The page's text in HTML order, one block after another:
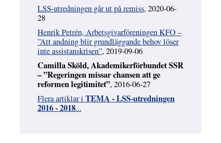
LSS-utredningen går ut på remiss, 2020-06-
28
Henrik Petrén, Arbetsgivarföreningen KFO –
”Att andning blir grundläggande behov löser
inte assistanskrisen”, 2019-09-06
Camilla Sköld, Akademikerförbundet SSR
– ”Regeringen missar chansen att ge
reformen legitimitet”, 2016-06-27
Flera artiklar i TEMA - LSS-utredningen
2016 - 2018...